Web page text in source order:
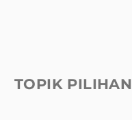
TOPIK PILIHAN